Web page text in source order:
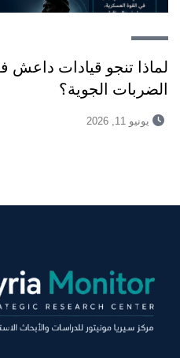
لماذا تنجو قيادات
الضربات الجوية؟
يونيو 11, 2026